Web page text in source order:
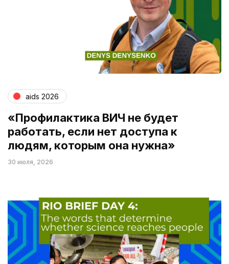
aids 2026
«Профилактика ВИЧ не будет
работать, если нет доступа к
людям, которым она нужна»
30 июля, 2026